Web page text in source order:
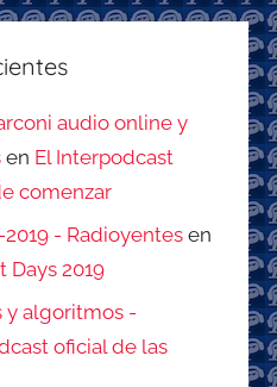
audio online y
en El Interpodcast
comenzar
- Radioyentes en
Days 2019
y algoritmos -
oficial de las